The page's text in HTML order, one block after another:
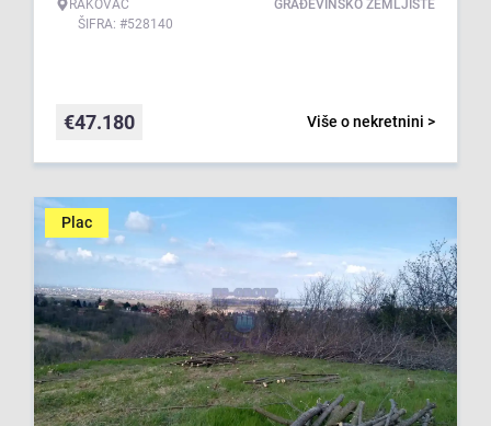
RAKOVAC
ŠIFRA: #528140
GRAĐEVINSKO ZEMLJIŠTE
Više o nekretnini >
€47.180
Plac